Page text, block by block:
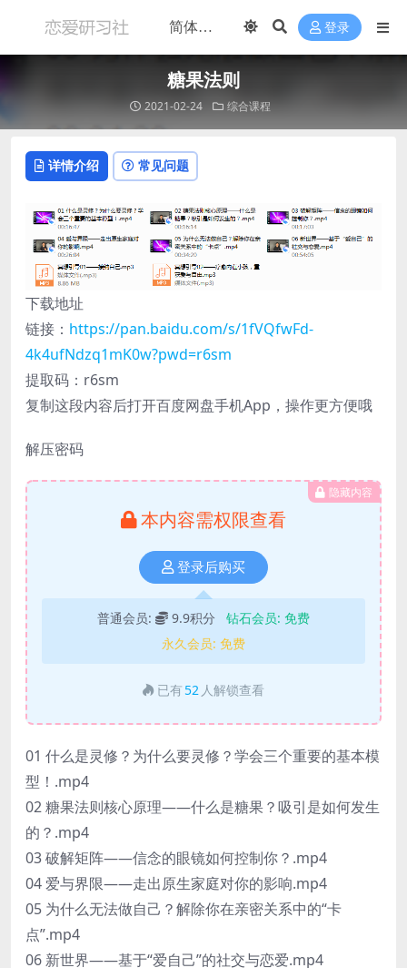
登录
糖果法则
2021-02-24 综合课程
详情介绍 常见问题
下载地址
链接： https://pan.baidu.com/s/1fVQfwFd-
4k4ufNdzq1mK0w?pwd=r6sm
提取码：r6sm
复制这段内容后打开百度网盘手机App，操作更方便哦
解压密码
隐藏内容
本内容需权限查看
登录后购买
普通会员: 9.9积分 钻石会员: 免费
永久会员: 免费
已有 52 人解锁查看
01 什么是灵修？为什么要灵修？学会三个重要的基本模
型！.mp4
02 糖果法则核心原理——什么是糖果？吸引是如何发生
的？.mp4
03 破解矩阵——信念的眼镜如何控制你？.mp4
04 爱与界限——走出原生家庭对你的影响.mp4
05 为什么无法做自己？解除你在亲密关系中的“卡
点”.mp4
06 新世界——基于“爱自己”的社交与恋爱.mp4